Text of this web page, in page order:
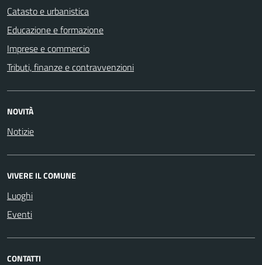
Catasto e urbanistica
Educazione e formazione
Imprese e commercio
Tributi, finanze e contravvenzioni
NOVITÀ
Notizie
VIVERE IL COMUNE
Luoghi
Eventi
CONTATTI